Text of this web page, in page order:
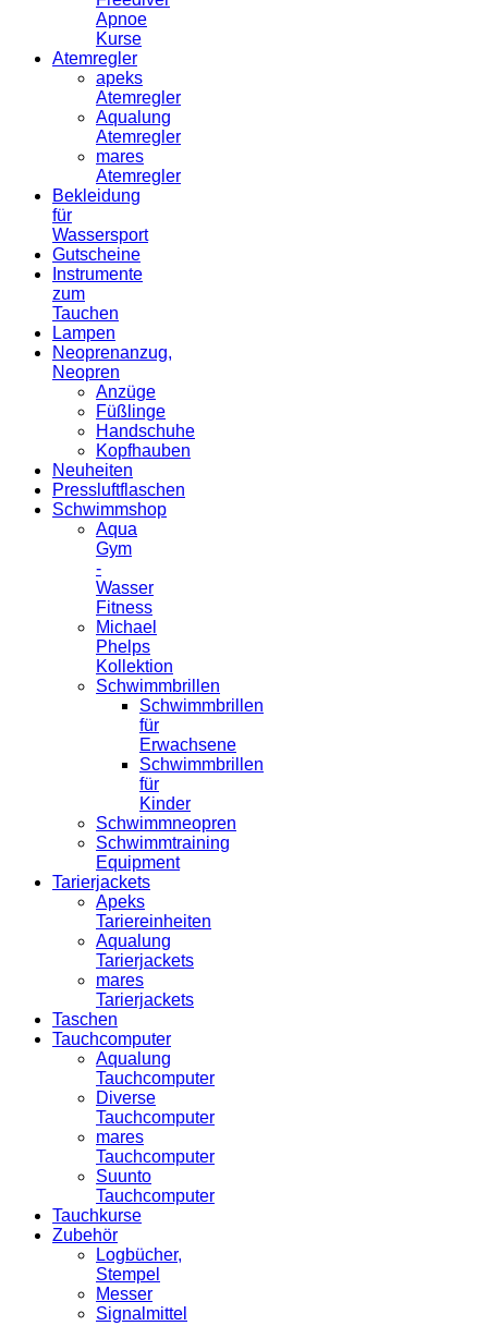
Apnoe
Kurse
Atemregler
apeks
Atemregler
Aqualung
Atemregler
mares
Atemregler
Bekleidung
für
Wassersport
Gutscheine
Instrumente
zum
Tauchen
Lampen
Neoprenanzug,
Neopren
Anzüge
Füßlinge
Handschuhe
Kopfhauben
Neuheiten
Pressluftflaschen
Schwimmshop
Aqua
Gym
-
Wasser
Fitness
Michael
Phelps
Kollektion
Schwimmbrillen
Schwimmbrillen
für
Erwachsene
Schwimmbrillen
für
Kinder
Schwimmneopren
Schwimmtraining
Equipment
Tarierjackets
Apeks
Tariereinheiten
Aqualung
Tarierjackets
mares
Tarierjackets
Taschen
Tauchcomputer
Aqualung
Tauchcomputer
Diverse
Tauchcomputer
mares
Tauchcomputer
Suunto
Tauchcomputer
Tauchkurse
Zubehör
Logbücher,
Stempel
Messer
Signalmittel